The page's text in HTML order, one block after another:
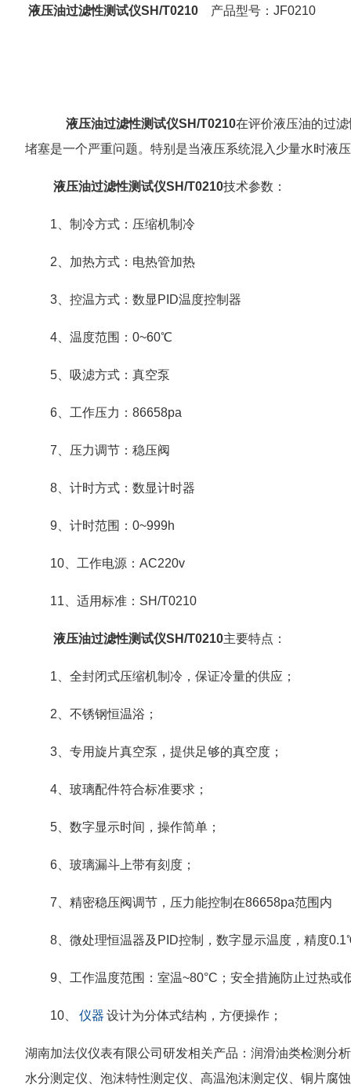
液压油过滤性测试仪SH/T0210 产品型号：JF0210
液压油过滤性测试仪SH/T0210在评价液压油的过
堵塞是一个严重问题。特别是当液压系统混入少量水时液
液压油过滤性测试仪SH/T0210技术参数：
1、制冷方式：压缩机制冷
2、加热方式：电热管加热
3、控温方式：数显PID温度控制器
4、温度范围：0~60℃
5、吸滤方式：真空泵
6、工作压力：86658pa
7、压力调节：稳压阀
8、计时方式：数显计时器
9、计时范围：0~999h
10、工作电源：AC220v
11、适用标准：SH/T0210
液压油过滤性测试仪SH/T0210主要特点：
1、全封闭式压缩机制冷，保证冷量的供应；
2、不锈钢恒温浴；
3、专用旋片真空泵，提供足够的真空度；
4、玻璃配件符合标准要求；
5、数字显示时间，操作简单；
6、玻璃漏斗上带有刻度；
7、精密稳压阀调节，压力能控制在86658pa范围内
8、微处理恒温器及PID控制，数字显示温度，精度
9、工作温度范围：室温~80°C；安全措施防止过热或
10、 仪器 设计为分体式结构，方便操作；
湖南加法仪仪表有限公司研发相关产品：润滑油类检测分
水分测定仪、泡沫特性测定仪、高温泡沫测定仪、铜片腐